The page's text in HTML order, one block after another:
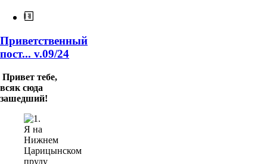
Приветственный
пост... v.09/24
Привет тебе,
всяк сюда
зашедший!